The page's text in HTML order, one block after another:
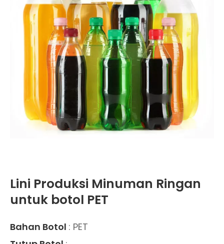
Lini Produksi Minuman Ringan
untuk botol PET
Bahan Botol : PET